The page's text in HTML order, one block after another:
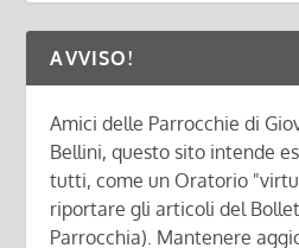
AVVISO!
Amici delle Parrocchie di
Bellini, questo sito intende
tutti, come un Oratorio
riportare gli articoli del
Parrocchia). Mantenere